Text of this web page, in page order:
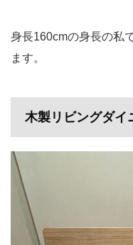
身長160cmの身長の私
ます。
木製リビングダイ